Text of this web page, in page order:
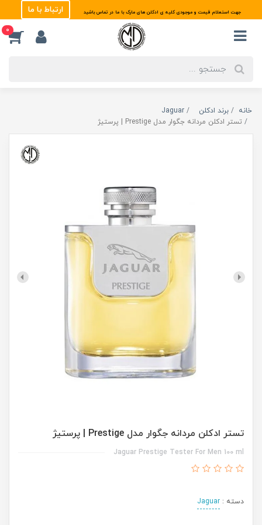
جهت استعلام قیمت و موجودی کلیه ی ادکلن های مارک با ما در تماس باشید ارتباط با ما
0
خانه برند ادکلن
Jaguar
تستر ادکلن مردانه جگوار مدل Prestige | پرستیژ
تستر ادکلن مردانه جگوار مدل Prestige | پرستیژ
Jaguar Prestige Tester For Men 100 ml
دسته : Jaguar